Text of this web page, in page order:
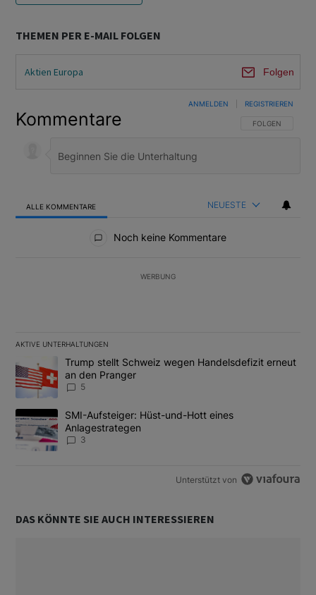
THEMEN PER E-MAIL FOLGEN
Aktien Europa Folgen
Kommentare FOLGE DIESER
FOLGEN
ANMELDEN REGISTRIEREN
ALLE KOMMENTARE NEUESTE
Noch keine Kommentare
WERBUNG
AKTIVE UNTERHALTUNGEN
Das Folgende ist eine Liste der am meisten kommentierten
Ein Trendartikel mit dem Titel "Trump stellt Schweiz wegen
Trump stellt Schweiz wegen Handelsdefizit erneut
an den Pranger
5
Ein Trendartikel mit dem Titel "SMI-Aufsteiger: Hüst-und-Hott
SMI-Aufsteiger: Hüst-und-Hott eines
Anlagestrategen
3
Unterstützt von
DAS KÖNNTE SIE AUCH INTERESSIEREN